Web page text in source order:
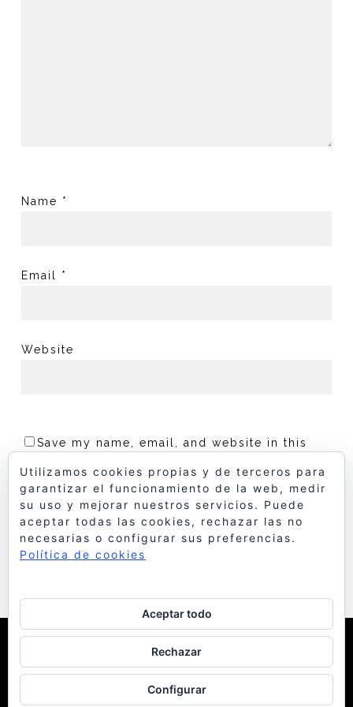
Name *
Email *
Website
Save my name, email, and website in this
© 1998 Bello y Monterde Arquitectos
Cookies
Utilizamos cookies propias y de terceros para
garantizar el funcionamiento de la web, medir
su uso y mejorar nuestros servicios. Puede
aceptar todas las cookies, rechazar las no
necesarias o configurar sus preferencias.
Política de cookies
Aceptar todo
Rechazar
Configurar